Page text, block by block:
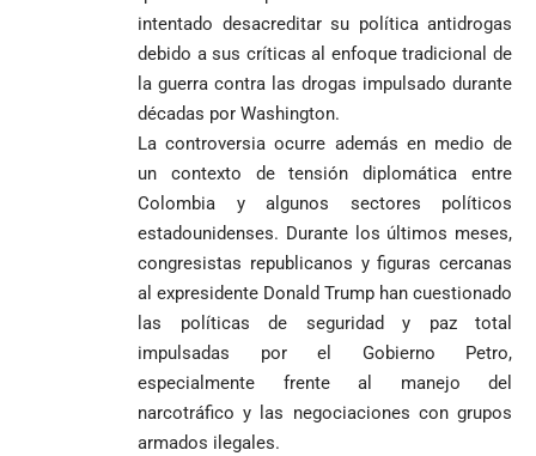
intentado desacreditar su política antidrogas
debido a sus críticas al enfoque tradicional de
la guerra contra las drogas impulsado durante
décadas por Washington.
La controversia ocurre además en medio de
un contexto de tensión diplomática entre
Colombia y algunos sectores políticos
estadounidenses. Durante los últimos meses,
congresistas republicanos y figuras cercanas
al expresidente Donald Trump han cuestionado
las políticas de seguridad y paz total
impulsadas por el Gobierno Petro,
especialmente frente al manejo del
narcotráfico y las negociaciones con grupos
armados ilegales.